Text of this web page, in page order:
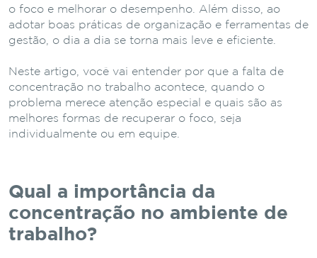
o foco e melhorar o desempenho. Além disso, ao
adotar boas práticas de organização e ferramentas de
gestão, o dia a dia se torna mais leve e eficiente.
Neste artigo, você vai entender por que a falta de
concentração no trabalho acontece, quando o
problema merece atenção especial e quais são as
melhores formas de recuperar o foco, seja
individualmente ou em equipe.
Qual a importância da
concentração no ambiente de
trabalho?